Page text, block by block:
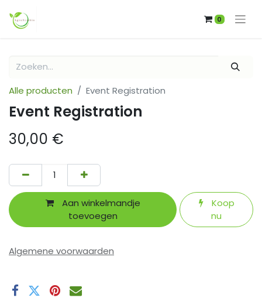
0
Alle producten Event Registration
Event Registration
30,00 €
Aan winkelmandje
toevoegen
Koop
nu
Algemene voorwaarden